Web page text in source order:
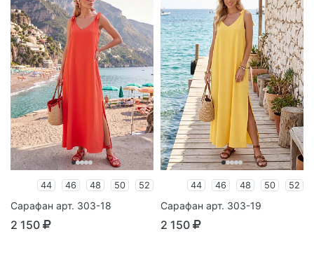
44 46 48 50 52
Сарафан арт. 303-18
2 150
44 46 48 50 52
Сарафан арт. 303-19
2 150